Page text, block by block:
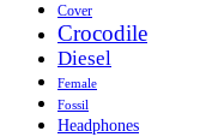
Cover
Crocodile
Diesel
Female
Fossil
Headphones